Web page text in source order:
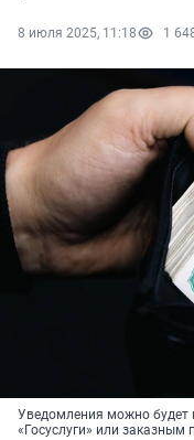
8 июля 2025, 11:18 1
Уведомления можно будет
«Госуслуги» или заказным